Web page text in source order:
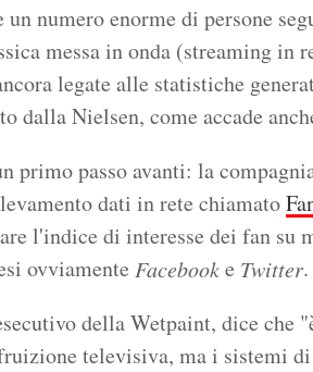
numero enorme di persone
messa in onda (streaming in
legate alle statistiche
dalla Nielsen, come accade
primo passo avanti: la
dati in rete chiamato
l'indice di interesse dei fan su
ovviamente Facebooke Twitter.
della Wetpaint, dice che
televisiva, ma i sistemi